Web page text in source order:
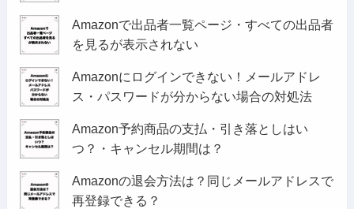
Amazonで出品者一覧ページ・すべての出品者
を見るが表示されない
Amazonにログインできない！メールアドレ
ス・パスワードが分からない場合の対処法
Amazon予約商品の支払・引き落としはい
つ？・キャンセル期間は？
Amazonの退会方法は？同じメールアドレスで
再登録できる？